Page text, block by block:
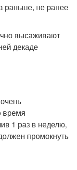
раньше, не ранее
высаживают
декаде
время
1 раз в неделю,
промокнуть